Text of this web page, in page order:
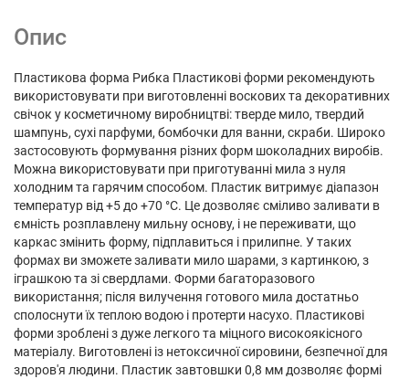
Опис
Пластикова форма Рибка Пластикові форми рекомендують
використовувати при виготовленні воскових та декоративних
свічок у косметичному виробництві: тверде мило, твердий
шампунь, сухі парфуми, бомбочки для ванни, скраби. Широко
застосовують формування різних форм шоколадних виробів.
Можна використовувати при приготуванні мила з нуля
холодним та гарячим способом. Пластик витримує діапазон
температур від +5 до +70 °С. Це дозволяє сміливо заливати в
ємність розплавлену мильну основу, і не переживати, що
каркас змінить форму, підплавиться і прилипне. У таких
формах ви зможете заливати мило шарами, з картинкою, з
іграшкою та зі свердлами. Форми багаторазового
використання; після вилучення готового мила достатньо
сполоснути їх теплою водою і протерти насухо. Пластикові
форми зроблені з дуже легкого та міцного високоякісного
матеріалу. Виготовлені із нетоксичної сировини, безпечної для
здоров'я людини. Пластик завтовшки 0,8 мм дозволяє формі